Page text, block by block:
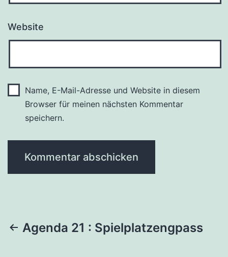
Website
Name, E-Mail-Adresse und Website in diesem
Browser für meinen nächsten Kommentar
speichern.
Beitragsnavigation
Agenda 21 : Spielplatzengpass